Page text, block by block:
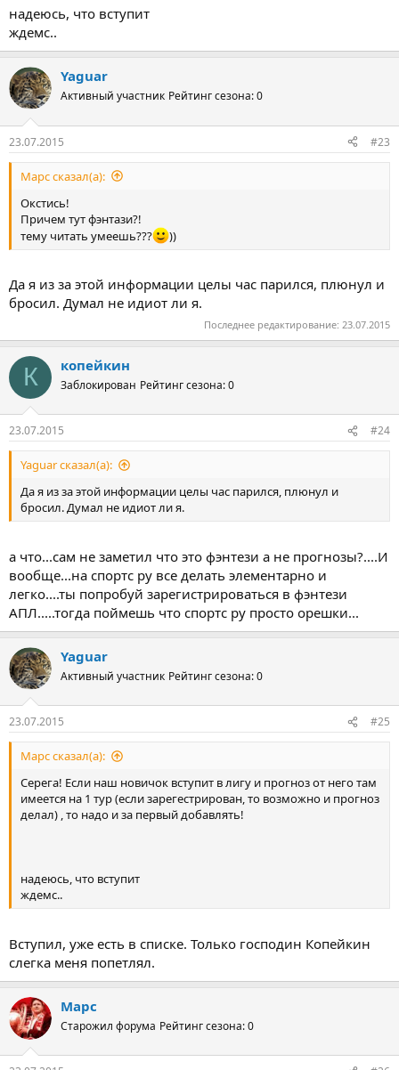
надеюсь, что вступит
ждемс..
Yaguar
Активный участник Рейтинг сезона: 0
23.07.2015 #23
Марс сказал(а):
Окстись!
Причем тут фэнтази?!
тему читать умеешь???
))
Да я из за этой информации целы час парился, плюнул и
бросил. Думал не идиот ли я.
Последнее редактирование: 23.07.2015
К копейкин
Заблокирован Рейтинг сезона: 0
23.07.2015 #24
Yaguar сказал(а):
Да я из за этой информации целы час парился, плюнул и
бросил. Думал не идиот ли я.
а что...сам не заметил что это фэнтези а не прогнозы?....И
вообще...на спортс ру все делать элементарно и
легко....ты попробуй зарегистрироваться в фэнтези
АПЛ.....тогда поймешь что спортс ру просто орешки...
Yaguar
Активный участник Рейтинг сезона: 0
23.07.2015 #25
Марс сказал(а):
Серега! Если наш новичок вступит в лигу и прогноз от него там
имеется на 1 тур (если зарегестрирован, то возможно и прогноз
делал) , то надо и за первый добавлять!
надеюсь, что вступит
ждемс..
Вступил, уже есть в списке. Только господин Копейкин
слегка меня попетлял.
Марс
Старожил форума Рейтинг сезона: 0